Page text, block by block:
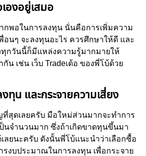
องอยู่เสมอ
กพอในการลงทุน นั่นคือการเพิ่มความ
อนๆ จะลงทุนอะไร ควรศึกษาให้ดี และ
ทุกวันนี้ก็มีแหล่งความรู้มากมายให้
น เช่น เว็บ Tradeเด้อ ของพี่โบ้ด้วย
ทุน และกระจายความเสี่ยง
สุดเลยครับ มือใหม่ส่วนมากจะทำการ
นจำนวนมาก ซึ่งถ้าเกิดขาดทุนขึ้นมา
ลยนะครับ ดังนั้นพี่โบ้แนะนำว่าเลือกซื้อ
งบประมาณในการลงทุน เพื่อกระจาย